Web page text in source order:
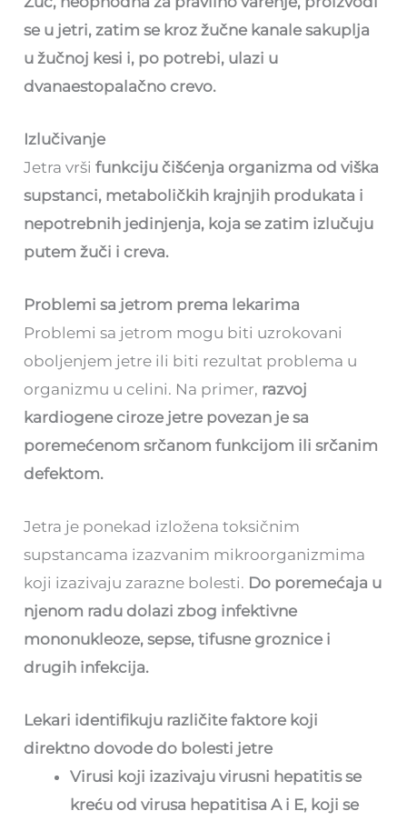
se u jetri, zatim se kroz žučne kanale sakuplja
u žučnoj kesi i, po potrebi, ulazi u
dvanaestopalačno crevo.
Izlučivanje
Jetra vršifunkciju čišćenja organizma od viška
supstanci, metaboličkih krajnjih produkata i
nepotrebnih jedinjenja, koja se zatim izlučuju
putem žuči i creva.
Problemi sa jetrom prema lekarima
Problemi sa jetrom mogu biti uzrokovani
oboljenjem jetre ili biti rezultat problema u
organizmu u celini. Na primer, razvoj
kardiogene ciroze jetre povezan je sa
poremećenom srčanom funkcijom ili srčanim
defektom.
Jetra je ponekad izložena toksičnim
supstancama izazvanim mikroorganizmima
koji izazivaju zarazne bolesti. Do poremećaja u
njenom radu dolazi zbog infektivne
mononukleoze, sepse, tifusne groznice i
drugih infekcija.
Lekari identifikuju različite faktore koji
direktno dovode do bolesti jetre
Virusi koji izazivaju virusni hepatitis se
kreću od virusa hepatitisa A i E, koji se